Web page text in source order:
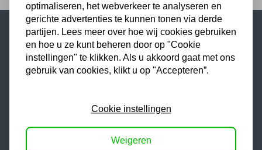
Populaire categorieën
Werkplaatsinrichting
Aggregaat
optimaliseren, het webverkeer te analyseren en
gerichte advertenties te kunnen tonen via derde
partijen. Lees meer over hoe wij cookies gebruiken
en hoe u ze kunt beheren door op "Cookie
instellingen" te klikken. Als u akkoord gaat met ons
gebruik van cookies, klikt u op "Accepteren”.
Cookie instellingen
Weigeren